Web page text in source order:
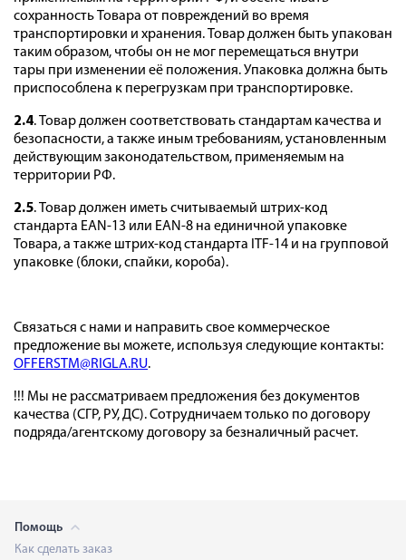
сохранность Товара от повреждений во время
транспортировки и хранения. Товар должен быть упакован
таким образом, чтобы он не мог перемещаться внутри
тары при изменении её положения. Упаковка должна быть
приспособлена к перегрузкам при транспортировке.
2.4. Товар должен соответствовать стандартам качества и
безопасности, а также иным требованиям, установленным
действующим законодательством, применяемым на
территории РФ.
2.5. Товар должен иметь считываемый штрих-код
стандарта EAN-13 или EAN-8 на единичной упаковке
Товара, а также штрих-код стандарта ITF-14 и на групповой
упаковке (блоки, спайки, короба).
Связаться с нами и направить свое коммерческое
предложение вы можете, используя следующие контакты:
OFFERSTM@RIGLA.RU.
!!! Мы не рассматриваем предложения без документов
качества (СГР, РУ, ДС). Сотрудничаем только по договору
подряда/агентскому договору за безналичный расчет.
Помощь
Как сделать заказ